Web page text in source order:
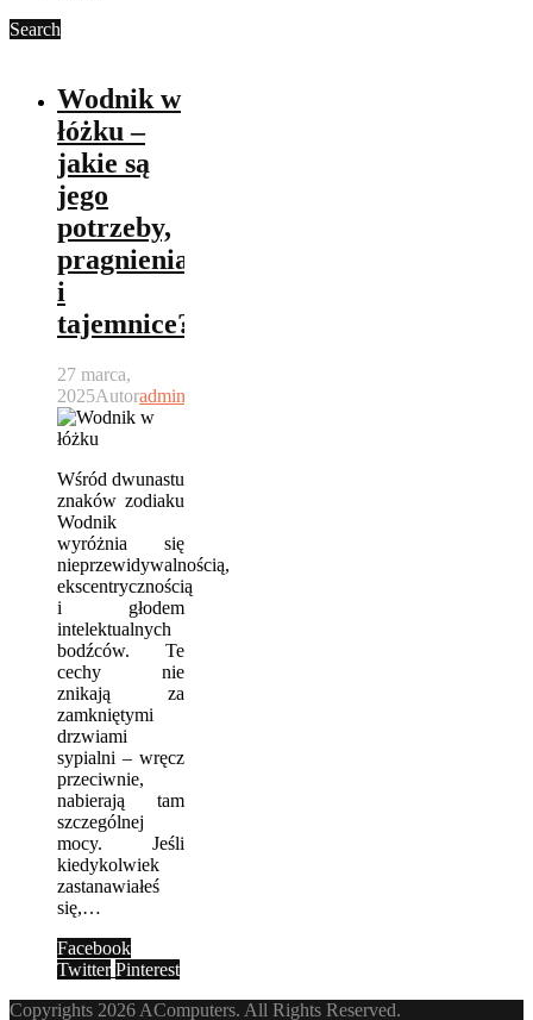
Search
Wodnik w
łóżku –
jakie są
jego
potrzeby,
pragnienia
i
tajemnice?
27 marca,
2025Autoradmin
Wśród dwunastu
znaków zodiaku
Wodnik
wyróżnia się
nieprzewidywalnością,
ekscentrycznością
i głodem
intelektualnych
bodźców. Te
cechy nie
znikają za
zamkniętymi
drzwiami
sypialni – wręcz
przeciwnie,
nabierają tam
szczególnej
mocy. Jeśli
kiedykolwiek
zastanawiałeś
się,…
Facebook
Twitter Pinterest
Copyrights 2026 AComputers. All Rights Reserved.